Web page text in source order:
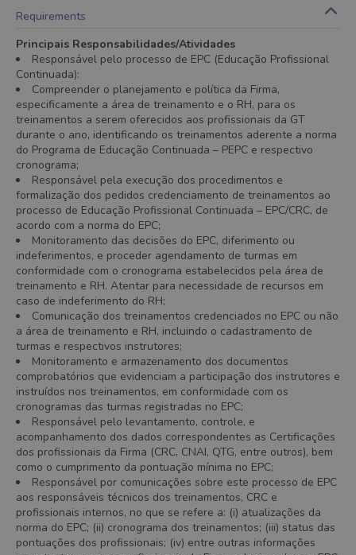
Requirements
Principais Responsabilidades/Atividades
Responsável pelo processo de EPC (Educação Profissional
Continuada):
Compreender o planejamento e política da Firma,
especificamente a área de treinamento e o RH, para os
treinamentos a serem oferecidos aos profissionais da GT
durante o ano, identificando os treinamentos aderente a norma
do Programa de Educação Continuada – PEPC e respectivo
cronograma;
Responsável pela execução dos procedimentos e
formalização dos pedidos credenciamento de treinamentos ao
processo de Educação Profissional Continuada – EPC/CRC, de
acordo com a norma do EPC;
Monitoramento das decisões do EPC, diferimento ou
indeferimentos, e proceder agendamento de turmas em
conformidade com o cronograma estabelecidos pela área de
treinamento e RH. Atentar para necessidade de recursos em
caso de indeferimento do RH;
Comunicação dos treinamentos credenciados no EPC ou não
a área de treinamento e RH, incluindo o cadastramento de
turmas e respectivos instrutores;
Monitoramento e armazenamento dos documentos
comprobatórios que evidenciam a participação dos instrutores e
instruídos nos treinamentos, em conformidade com os
cronogramas das turmas registradas no EPC;
Responsável pelo levantamento, controle, e
acompanhamento dos dados correspondentes as Certificações
dos profissionais da Firma (CRC, CNAI, QTG, entre outros), bem
como o cumprimento da pontuação mínima no EPC;
Responsável por comunicações sobre este processo de EPC
aos responsáveis técnicos dos treinamentos, CRC e
profissionais internos, no que se refere a: (i) atualizações da
norma do EPC; (ii) cronograma dos treinamentos; (iii) status das
pontuações dos profissionais; (iv) entre outras informações